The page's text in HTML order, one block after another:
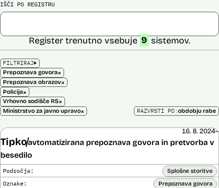
IŠČI PO REGISTRU
FILTRIRAJ
Prepoznava govora×
Prepoznava obrazov×
Policija×
Vrhovno sodišče RS×
Ministrstvo za javno upravo×
Register trenutno vsebuje 9 sistemov.
RAZVRSTI PO:obdobju rabe
Tipkoavtomatizirana prepoznava govora in pretvorba v
besedilo
16. 8. 2024–
Področja: Splošne storitve
Oznake: Prepoznava govora